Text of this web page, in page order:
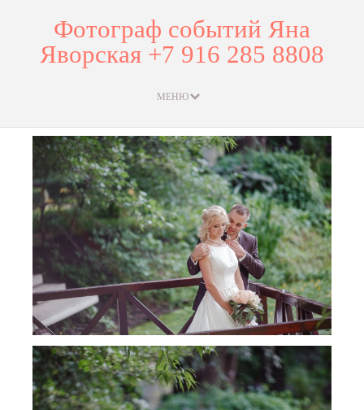
Фотограф событий Яна
Яворская +7 916 285 8808
МЕНЮ